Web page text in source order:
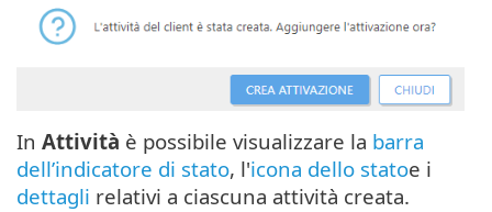
In Attività è possibile visualizzare la barra
dell’indicatore di stato, l'icona dello statoe i
dettagli relativi a ciascuna attività creata.